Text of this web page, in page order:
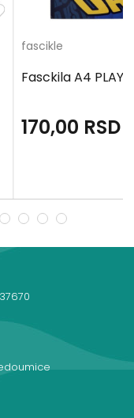
fascikle
Fasckila A4 PLAY
170,00 RSD
9 10 11 12